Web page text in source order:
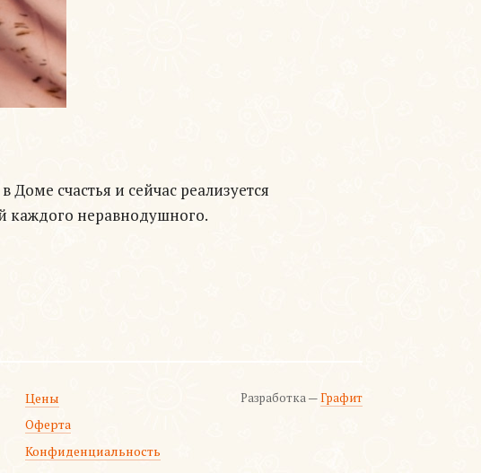
счастья и сейчас реализуется
каждого неравнодушного.
Цены
Оферта
Конфиденциальность
Разработка —Графит